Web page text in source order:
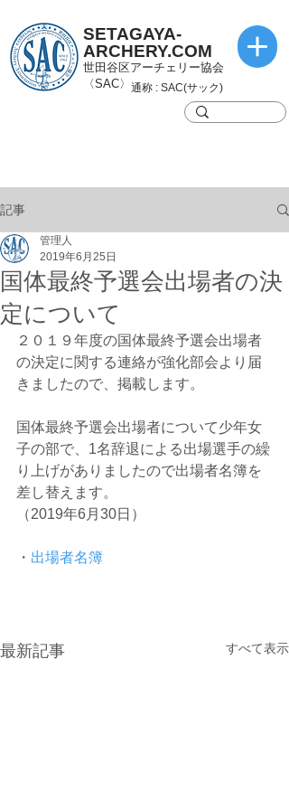
SETAGAYA-
ARCHERY.COM
世田谷区アーチェリー協会
〈SAC〉 通称 : SAC(サック)
記事
国体最終予選会出場者の決
定について
管理人
2019年6月25日
２０１９年度の国体最終予選会出場者
の決定に関する連絡が強化部会より届
きましたので、掲載します。
国体最終予選会出場者について少年女
子の部で、1名辞退による出場選手の繰
り上げがありましたので出場者名簿を
差し替えます。
（2019年6月30日）
・ 出場者名簿
最新記事 すべて表示